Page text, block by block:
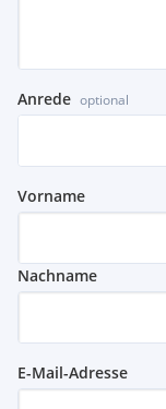
Anrede optional
Vorname
Nachname
E-Mail-Adresse